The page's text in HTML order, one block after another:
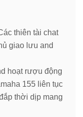
thiên tài chat
giao lưu and
hoạt rượu động
155 liên tục
thời dịp mang